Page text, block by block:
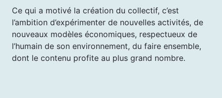
Ce qui a motivé la création du collectif, c’est
l’ambition d’expérimenter de nouvelles activités, de
nouveaux modèles économiques, respectueux de
l’humain de son environnement, du faire ensemble,
dont le contenu profite au plus grand nombre.